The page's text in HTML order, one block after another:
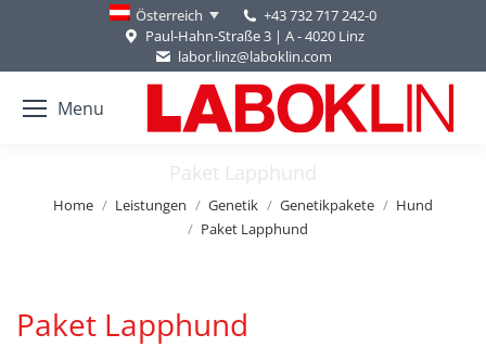
Österreich
+43 732 717 242-0
Paul-Hahn-Straße 3 | A - 4020 Linz
labor.linz@laboklin.com
Menu
Paket Lapphund
You are here:
Home Leistungen Genetik Genetikpakete
Hund
Paket Lapphund
Paket Lapphund